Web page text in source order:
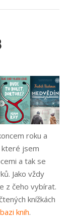
roku a
které jsem
a tak se
Jako vždy
z čeho vybírat.
knížkách
knih.